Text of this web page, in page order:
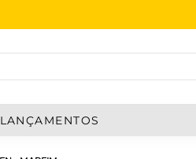
LANÇAMENTOS